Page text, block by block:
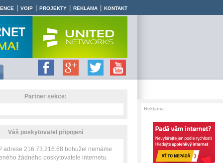
VOIP PROJEKTY REKLAMA KONTAKT
Partner sekce:
Váš poskytovatel připojení
adrese 216.73.216.68 bohužel nemáme
žádného poskytovatele internetu.
Reklama: